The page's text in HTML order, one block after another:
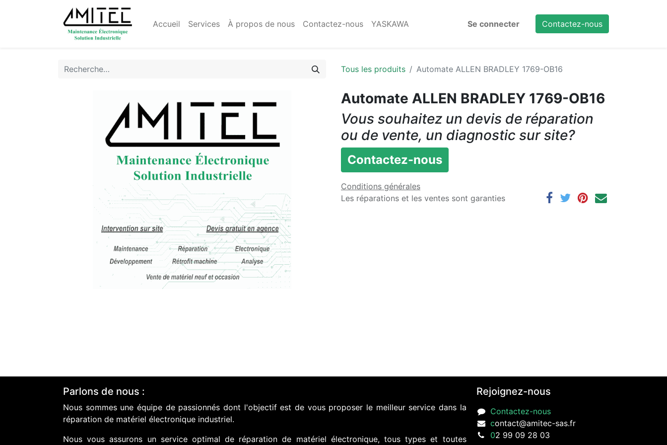
Accueil Services À propos de nous Contactez-nous YASKAWA Se connecter Contactez-nous
Tous les produits Automate ALLEN BRADLEY 1769-OB16
Automate ALLEN BRADLEY 1769-OB16
Vous souhaitez un devis de réparation
ou de vente, un diagnostic sur site?
Contactez-nous
Conditions générales
Les réparations et les ventes sont garanties
Parlons de nous :
Nous sommes une équipe de passionnés dont l'objectif est de vous proposer le meilleur service dans la
réparation de matériel électronique industriel.
Nous vous assurons un service optimal de réparation de matériel électronique, tous types et toutes
Rejoignez-nous
Contactez-nous
contact@amitec-sas.fr
02 99 09 28 03